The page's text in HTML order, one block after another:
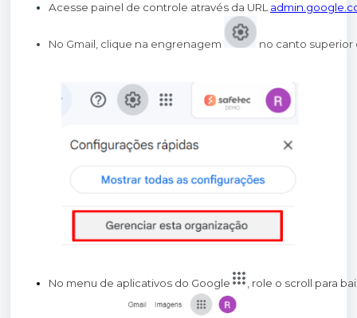
Acesse painel de controle através da URL
No Gmail, clique na engrenagem no canto superior
No menu de aplicativos do Google , role o scroll para